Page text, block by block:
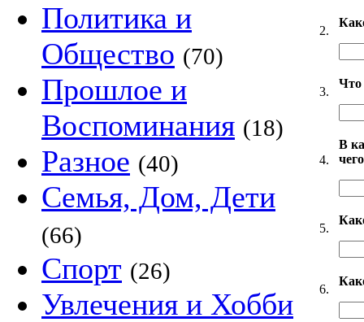
Политика и
Общество (70)
Прошлое и
Воспоминания (18)
Разное (40)
Семья, Дом, Дети
(66)
Спорт (26)
Увлечения и Хобби
2.
3.
Что
4.
В
5.
6.